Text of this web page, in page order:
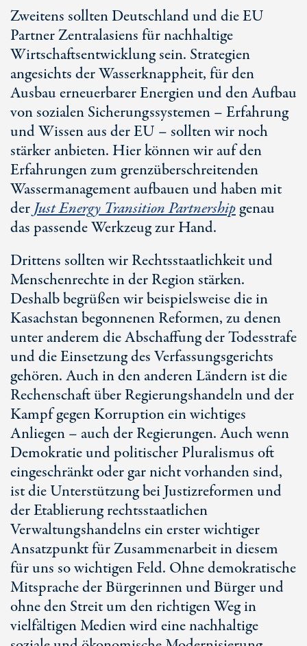
Zweitens sollten Deutschland und die EU
Partner Zentralasiens für nachhaltige
Wirtschaftsentwicklung sein. Strategien
angesichts der Wasserknappheit, für den
Ausbau erneuerbarer Energien und den Aufbau
von sozialen Sicherungssystemen – Erfahrung
und Wissen aus der EU – sollten wir noch
stärker anbieten. Hier können wir auf den
Erfahrungen zum grenzüberschreitenden
Wassermanagement aufbauen und haben mit
derJust Energy Transition Partnershipgenau
das passende Werkzeug zur Hand.
Drittens sollten wir Rechtsstaatlichkeit und
Menschenrechte in der Region stärken.
Deshalb begrüßen wir beispielsweise die in
Kasachstan begonnenen Reformen, zu denen
unter anderem die Abschaffung der Todesstrafe
und die Einsetzung des Verfassungsgerichts
gehören. Auch in den anderen Ländern ist die
Rechenschaft über Regierungshandeln und der
Kampf gegen Korruption ein wichtiges
Anliegen – auch der Regierungen. Auch wenn
Demokratie und politischer Pluralismus oft
eingeschränkt oder gar nicht vorhanden sind,
ist die Unterstützung bei Justizreformen und
der Etablierung rechtsstaatlichen
Verwaltungshandelns ein erster wichtiger
Ansatzpunkt für Zusammenarbeit in diesem
für uns so wichtigen Feld. Ohne demokratische
Mitsprache der Bürgerinnen und Bürger und
ohne den Streit um den richtigen Weg in
vielfältigen Medien wird eine nachhaltige